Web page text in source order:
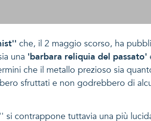
che, il 2 maggio scorso, ha
una 'barbara reliquia del passato'
che il metallo prezioso sia
sfruttati e non godrebbero di
contrappone tuttavia una più